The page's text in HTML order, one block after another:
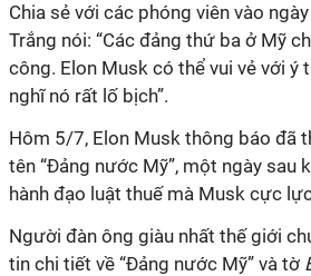
Chia sẻ với các phóng viên vào
Trắng nói: “Các đảng thứ ba ở Mỹ
công. Elon Musk có thể vui vẻ với ý
nghĩ nó rất lố bịch”.
Hôm 5/7, Elon Musk thông báo đã
tên “Đảng nước Mỹ”, một ngày sau
hành đạo luật thuế mà Musk cực
Người đàn ông giàu nhất thế giới
tin chi tiết về “Đảng nước Mỹ” và tờ